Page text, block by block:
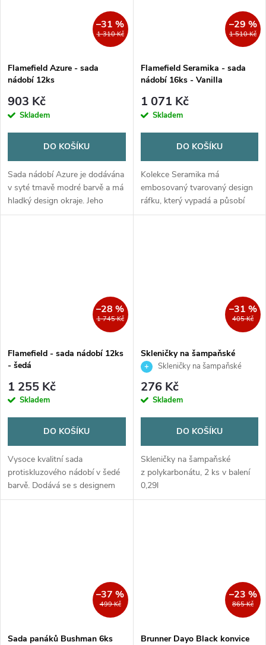
1 310 Kč
–31 %
Flamefield Azure - sada
nádobí 12ks
903 Kč
Skladem
DO KOŠÍKU
Sada nádobí Azure je dodávána
v syté tmavě modré barvě a má
hladký design okraje. Jeho
odolný a lehký design je
1 510 Kč
–29 %
Flamefield Seramika - sada
nádobí 16ks - Vanilla
1 071 Kč
Skladem
DO KOŠÍKU
Kolekce Seramika má
embosovaný tvarovaný design
ráfku, který vypadá a působí
jako skutečná keramika.
1 745 Kč
–28 %
Flamefield - sada nádobí 12ks
- šedá
1 255 Kč
Skladem
DO KOŠÍKU
Vysoce kvalitní sada
protiskluzového nádobí v šedé
barvě. Dodává se s designem
ráfku a vzhledem jako skutečná
405 Kč
–31 %
Skleničky na šampaňské
Skleničky na šampaňské
276 Kč
Skladem
DO KOŠÍKU
Skleničky na šampaňské
z polykarbonátu, 2 ks v balení
0,29l
499 Kč
–37 %
Sada panáků Bushman 6ks
865 Kč
–23 %
Brunner Dayo Black konvice